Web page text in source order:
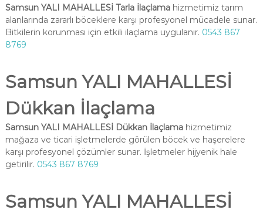
Samsun YALI MAHALLESİ Tarla İlaçlamahizmetimiz tarım
alanlarında zararlı böceklere karşı profesyonel mücadele sunar.
Bitkilerin korunması için etkili ilaçlama uygulanır. 0543 867
8769
Samsun YALI MAHALLESİ
Dükkan İlaçlama
Samsun YALI MAHALLESİ Dükkan İlaçlamahizmetimiz
mağaza ve ticari işletmelerde görülen böcek ve haşerelere
karşı profesyonel çözümler sunar. İşletmeler hijyenik hale
getirilir. 0543 867 8769
Samsun YALI MAHALLESİ